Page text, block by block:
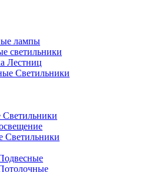
лампы
светильники
Лестниц
Светильники
Светильники
Светильники